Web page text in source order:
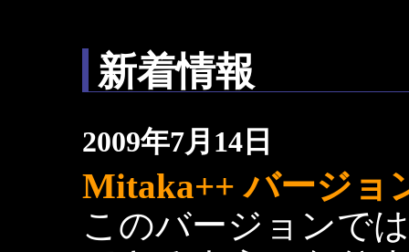
新着情報
2009年7月14日
Mitaka++ バージョ
このバージョンで